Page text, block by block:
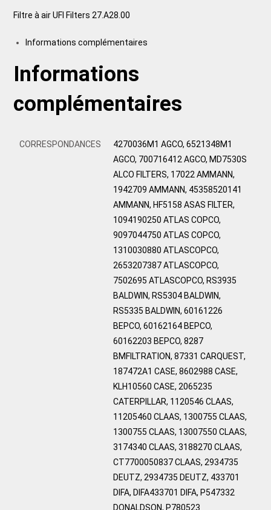
Filtre à air UFI Filters 27.A28.00
Informations complémentaires
Informations
complémentaires
CORRESPONDANCES
4270036M1 AGCO, 6521348M1
AGCO, 700716412 AGCO, MD7530S
ALCO FILTERS, 17022 AMMANN,
1942709 AMMANN, 45358520141
AMMANN, HF5158 ASAS FILTER,
1094190250 ATLAS COPCO,
9097044750 ATLAS COPCO,
1310030880 ATLASCOPCO,
2653207387 ATLASCOPCO,
7502695 ATLASCOPCO, RS3935
BALDWIN, RS5304 BALDWIN,
RS5335 BALDWIN, 60161226
BEPCO, 60162164 BEPCO,
60162203 BEPCO, 8287
BMFILTRATION, 87331 CARQUEST,
187472A1 CASE, 8602988 CASE,
KLH10560 CASE, 2065235
CATERPILLAR, 1120546 CLAAS,
11205460 CLAAS, 1300755 CLAAS,
1300755 CLAAS, 13007550 CLAAS,
3174340 CLAAS, 3188270 CLAAS,
CT7700050837 CLAAS, 2934735
DEUTZ, 2934735 DEUTZ, 433701
DIFA, DIFA433701 DIFA, P547332
DONALDSON, P780523